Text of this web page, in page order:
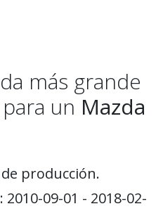
más grande
un Mazda
producción.
09-01 - 2018-02-